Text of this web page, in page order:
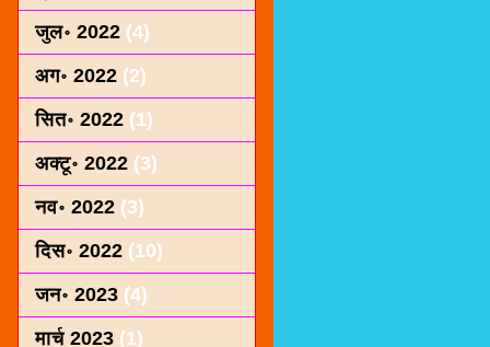
जुल॰ 2022 (4)
अग॰ 2022 (2)
सित॰ 2022 (1)
अक्टू॰ 2022 (3)
नव॰ 2022 (3)
दिस॰ 2022 (10)
जन॰ 2023 (4)
मार्च 2023 (1)